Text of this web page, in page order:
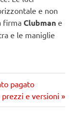
e non
firma Clubman e
e le maniglie
pagato
e versioni